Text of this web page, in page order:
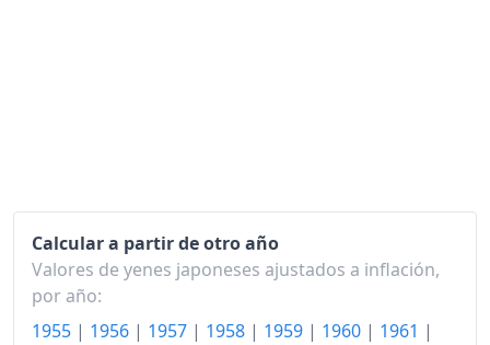
1988
471.84
1989
Calcular a partir de otro año
Valores de yenes japoneses ajustados a inflación,
por año:
1955 | 1956 | 1957 | 1958 | 1959 | 1960 | 1961 |